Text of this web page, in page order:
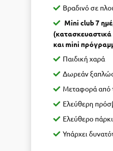
Βραδινό σε
Mini club 7
(κατασκευαστικά
και mini
Παιδική χαρά
Δωρεάν
Μεταφορά από
Ελεύθερη
Ελεύθερο
Υπάρχει